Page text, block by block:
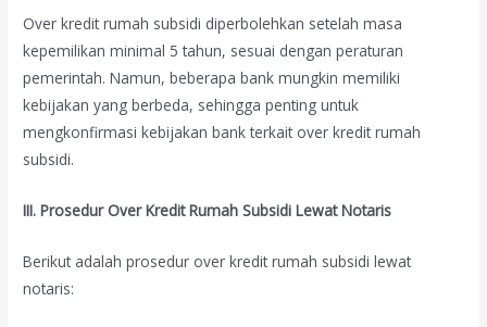
Over kredit rumah subsidi diperbolehkan setelah masa
kepemilikan minimal 5 tahun, sesuai dengan peraturan
pemerintah. Namun, beberapa bank mungkin memiliki
kebijakan yang berbeda, sehingga penting untuk
mengkonfirmasi kebijakan bank terkait over kredit rumah
subsidi.
III. Prosedur Over Kredit Rumah Subsidi Lewat Notaris
Berikut adalah prosedur over kredit rumah subsidi lewat
notaris: